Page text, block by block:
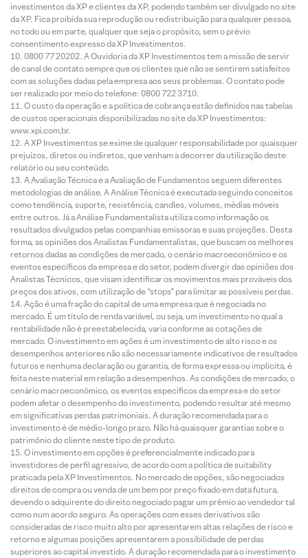
investimentos da XP e clientes da XP, podendo também ser divulgado no site
da XP. Fica proibida sua reprodução ou redistribuição para qualquer pessoa,
no todo ou em parte, qualquer que seja o propósito, sem o prévio
consentimento expresso da XP Investimentos.
0800 77 20202. A Ouvidoria da XP Investimentos tem a missão de servir
de canal de contato sempre que os clientes que não se sentirem satisfeitos
com as soluções dadas pela empresa aos seus problemas. O contato pode
ser realizado por meio do telefone: 0800 722 3710.
O custo da operação e a política de cobrança estão definidos nas tabelas
de custos operacionais disponibilizadas no site da XP Investimentos:
www.xpi.com.br.
A XP Investimentos se exime de qualquer responsabilidade por quaisquer
prejuízos, diretos ou indiretos, que venham a decorrer da utilização deste
relatório ou seu conteúdo.
A Avaliação Técnica e a Avaliação de Fundamentos seguem diferentes
metodologias de análise. A Análise Técnica é executada seguindo conceitos
como tendência, suporte, resistência, candles, volumes, médias móveis
entre outros. Já a Análise Fundamentalista utiliza como informação os
resultados divulgados pelas companhias emissoras e suas projeções. Desta
forma, as opiniões dos Analistas Fundamentalistas, que buscam os melhores
retornos dadas as condições de mercado, o cenário macroeconômico e os
eventos específicos da empresa e do setor, podem divergir das opiniões dos
Analistas Técnicos, que visam identificar os movimentos mais prováveis dos
preços dos ativos, com utilização de “stops” para limitar as possíveis perdas.
Ação é uma fração do capital de uma empresa que é negociada no
mercado. É um título de renda variável, ou seja, um investimento no qual a
rentabilidade não é preestabelecida, varia conforme as cotações de
mercado. O investimento em ações é um investimento de alto risco e os
desempenhos anteriores não são necessariamente indicativos de resultados
futuros e nenhuma declaração ou garantia, de forma expressa ou implícita, é
feita neste material em relação a desempenhos. As condições de mercado, o
cenário macroeconômico, os eventos específicos da empresa e do setor
podem afetar o desempenho do investimento, podendo resultar até mesmo
em significativas perdas patrimoniais. A duração recomendada para o
investimento é de médio-longo prazo. Não há quaisquer garantias sobre o
patrimônio do cliente neste tipo de produto.
O investimento em opções é preferencialmente indicado para
investidores de perfil agressivo, de acordo com a política de suitability
praticada pela XP Investimentos. No mercado de opções, são negociados
direitos de compra ou venda de um bem por preço fixado em data futura,
devendo o adquirente do direito negociado pagar um prêmio ao vendedor tal
como num acordo seguro. As operações com esses derivativos são
consideradas de risco muito alto por apresentarem altas relações de risco e
retorno e algumas posições apresentarem a possibilidade de perdas
superiores ao capital investido. A duração recomendada para o investimento